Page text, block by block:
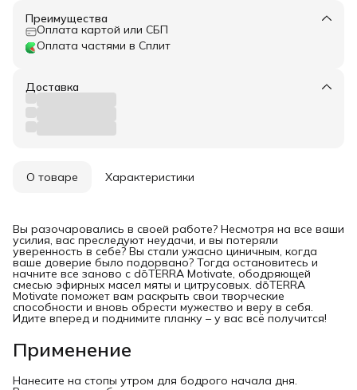
Преимущества
Оплата картой или СБП
Оплата частями в Сплит
Доставка
О товаре Характеристики
Вы разочаровались в своей работе? Несмотря на все ваши
усилия, вас преследуют неудачи, и вы потеряли
уверенность в себе? Вы стали ужасно циничным, когда
ваше доверие было подорвано? Тогда остановитесь и
начните все заново с dōTERRA Motivate, ободряющей
смесью эфирных масел мяты и цитрусовых. dōTERRA
Motivate поможет вам раскрыть свои творческие
способности и вновь обрести мужество и веру в себя.
Идите вперед и поднимите планку – у вас всё получится!
Применение
Нанесите на стопы утром для бодрого начала дня.